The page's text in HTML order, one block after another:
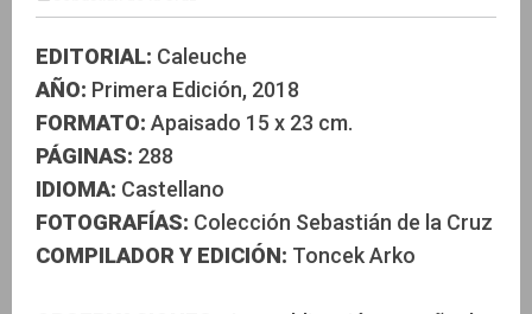
Sebastián de la Cruz
EDITORIAL: Caleuche
AÑO: Primera Edición, 2018
FORMATO: Apaisado 15 x 23 cm.
PÁGINAS: 288
IDIOMA: Castellano
FOTOGRAFÍAS: Colección Sebastián de la Cruz
COMPILADOR Y EDICIÓN: Toncek Arko